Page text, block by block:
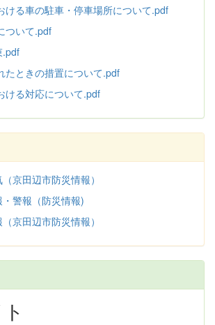
ける車の駐車・停車場所について.pdf
ついて.pdf
.pdf
たときの措置について.pdf
ける対応について.pdf
京田辺市防災情報）
警報（防災情報)
京田辺市防災情報）